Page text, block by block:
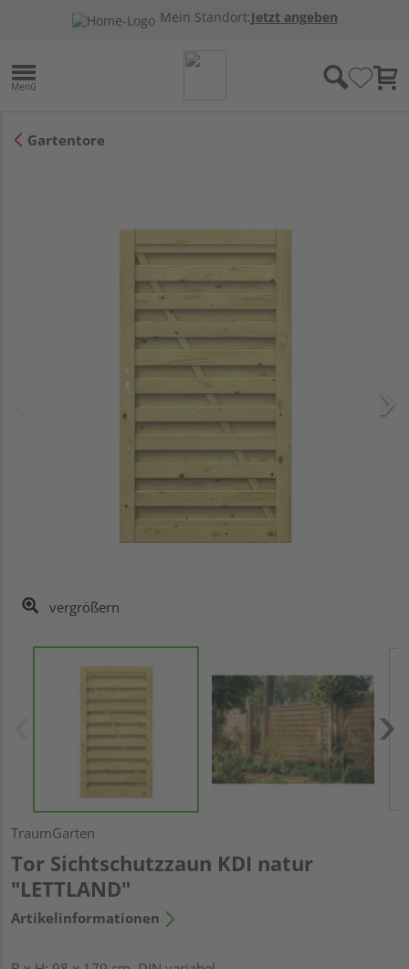
Mein Standort:Jetzt angeben
Gartentore
vergrößern
TraumGarten
Tor Sichtschutzzaun KDI natur
"LETTLAND"
Artikelinformationen